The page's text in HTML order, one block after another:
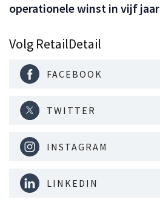
operationele winst in vijf jaar
Volg RetailDetail
FACEBOOK
TWITTER
INSTAGRAM
LINKEDIN